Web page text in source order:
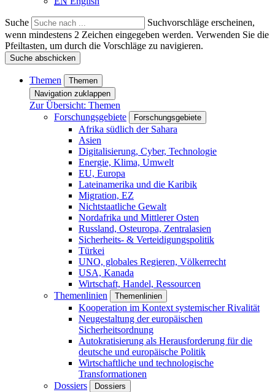
Suche
Suchvorschläge erscheinen,
wenn mindestens 2 Zeichen eingegeben werden. Verwenden Sie die
Pfeiltasten, um durch die Vorschläge zu navigieren.
Suche abschicken
Themen
Themen
Navigation zuklappen
Zur Übersicht: Themen
Forschungsgebiete
Forschungsgebiete
Afrika südlich der Sahara
Asien
Digitalisierung, Cyber, Technologie
Energie, Klima, Umwelt
EU, Europa
Lateinamerika und die Karibik
Migration, EZ
Nichtstaatliche Gewalt
Nordafrika und Mittlerer Osten
Russland, Osteuropa, Zentralasien
Sicherheits- & Verteidigungspolitik
Türkei
UNO, globales Regieren, Völkerrecht
USA, Kanada
Wirtschaft, Handel, Ressourcen
Themenlinien
Themenlinien
Kooperation im Kontext systemischer Rivalität
Neugestaltung der europäischen
Sicherheitsordnung
Autokratisierung als Herausforderung für die
deutsche und europäische Politik
Wirtschaftliche und technologische
Transformationen
Dossiers
Dossiers